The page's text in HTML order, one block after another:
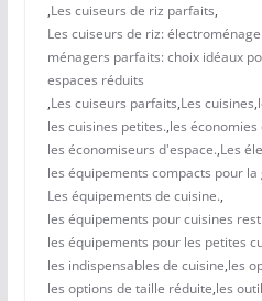
,Les cuiseurs de riz parfaits,
Les cuiseurs de riz:
ménagers parfaits: choix idéaux
espaces réduits
,Les cuiseurs parfaits,Les cuisines,
les cuisines petites.,les économies
les économiseurs d'espace.,Les
les équipements compacts pour
Les équipements de cuisine.,
les équipements pour cuisines
les équipements pour les petites
les indispensables de cuisine,les
les options de taille réduite,les